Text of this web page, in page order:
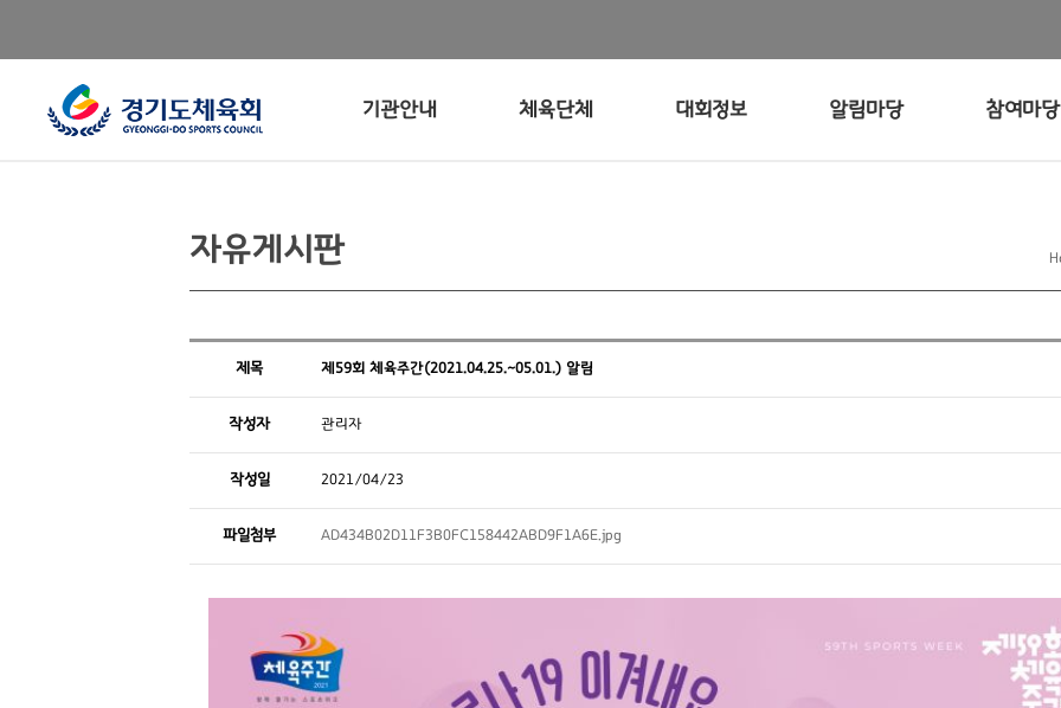
기관안내 체육단체 대회정보 알림마당 참여마당
자유게시판
제목 제59회 체육주간(2021.04.25.~05.01.) 알림
작성자 관리자
작성일 2021/04/23
파일첨부 AD434B02D11F3B0FC158442ABD9F1A6E.jpg